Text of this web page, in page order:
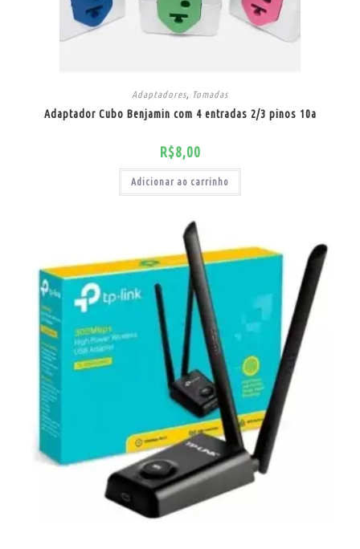
Adaptadores, Tomadas
Adaptador Cubo Benjamin com 4 entradas 2/3 pinos 10a
R$8,00
Adicionar ao carrinho